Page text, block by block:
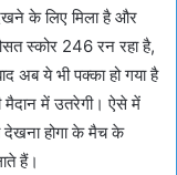
के लिए मिला है और
स्कोर 246 रन रहा है,
अब ये भी पक्का हो गया है
मैदान में उतरेगी। ऐसे में
देखना होगा के मैच के
हैं।